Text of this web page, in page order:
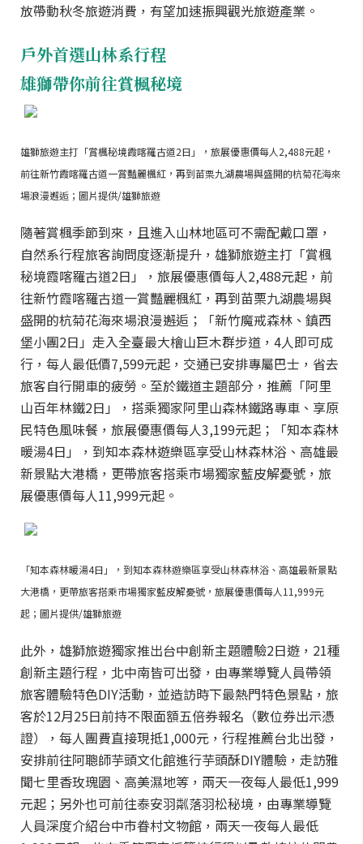
放帶動秋冬旅遊消費，有望加速振興觀光旅遊產業。
戶外首選山林系行程
雄獅帶你前往賞楓秘境
雄獅旅遊主打「賞楓秘境霞喀羅古道2日」，旅展優惠價每人2,488元起，
前往新竹霞喀羅古道一賞豔麗楓紅，再到苗栗九湖農場與盛開的杭菊花海來
場浪漫邂逅；圖片提供/雄獅旅遊
隨著賞楓季節到來，且進入山林地區可不需配戴口罩，
自然系行程旅客詢問度逐漸提升，雄獅旅遊主打「賞楓
秘境霞喀羅古道2日」，旅展優惠價每人2,488元起，前
往新竹霞喀羅古道一賞豔麗楓紅，再到苗栗九湖農場與
盛開的杭菊花海來場浪漫邂逅；「新竹魔戒森林、鎮西
堡小團2日」走入全臺最大檜山巨木群步道，4人即可成
行，每人最低價7,599元起，交通已安排專屬巴士，省去
旅客自行開車的疲勞。至於鐵道主題部分，推薦「阿里
山百年林鐵2日」，搭乘獨家阿里山森林鐵路專車、享原
民特色風味餐，旅展優惠價每人3,199元起；「知本森林
暖湯4日」，到知本森林遊樂區享受山林森林浴、高雄最
新景點大港橋，更帶旅客搭乘市場獨家藍皮解憂號，旅
展優惠價每人11,999元起。
「知本森林暖湯4日」，到知本森林遊樂區享受山林森林浴、高雄最新景點
大港橋，更帶旅客搭乘市場獨家藍皮解憂號，旅展優惠價每人11,999元
起；圖片提供/雄獅旅遊
此外，雄獅旅遊獨家推出台中創新主題體驗2日遊，21種
創新主題行程，北中南皆可出發，由專業導覽人員帶領
旅客體驗特色DIY活動，並造訪時下最熱門特色景點，旅
客於12月25日前持不限面額五倍券報名（數位券出示憑
證），每人團費直接現抵1,000元，行程推薦台北出發，
安排前往阿聰師芋頭文化館進行芋頭酥DIY體驗，走訪雅
聞七里香玫瑰園、高美濕地等，兩天一夜每人最低1,999
元起；另外也可前往泰安羽粼落羽松秘境，由專業導覽
人員深度介紹台中市眷村文物館，兩天一夜每人最低